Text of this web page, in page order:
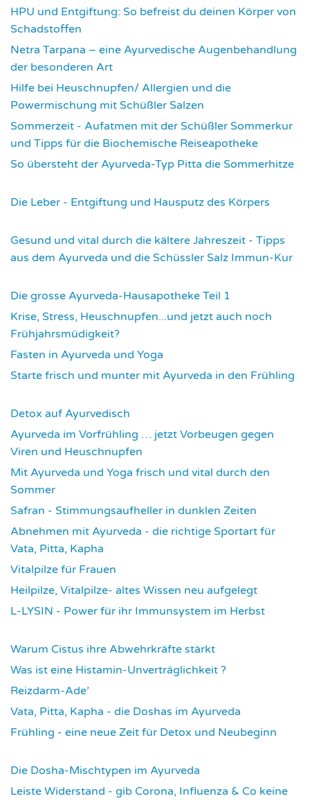
HPU und Entgiftung: So befreist du deinen Körper von
Schadstoffen
Netra Tarpana – eine Ayurvedische Augenbehandlung
der besonderen Art
Hilfe bei Heuschnupfen/ Allergien und die
Powermischung mit Schüßler Salzen
Sommerzeit - Aufatmen mit der Schüßler Sommerkur
und Tipps für die Biochemische Reiseapotheke
So übersteht der Ayurveda-Typ Pitta die Sommerhitze
Die Leber - Entgiftung und Hausputz des Körpers
Gesund und vital durch die kältere Jahreszeit - Tipps
aus dem Ayurveda und die Schüssler Salz Immun-Kur
Die grosse Ayurveda-Hausapotheke Teil 1
Krise, Stress, Heuschnupfen...und jetzt auch noch
Frühjahrsmüdigkeit?
Fasten in Ayurveda und Yoga
Starte frisch und munter mit Ayurveda in den Frühling
Detox auf Ayurvedisch
Ayurveda im Vorfrühling … jetzt Vorbeugen gegen
Viren und Heuschnupfen
Mit Ayurveda und Yoga frisch und vital durch den
Sommer
Safran - Stimmungsaufheller in dunklen Zeiten
Abnehmen mit Ayurveda - die richtige Sportart für
Vata, Pitta, Kapha
Vitalpilze für Frauen
Heilpilze, Vitalpilze- altes Wissen neu aufgelegt
L-LYSIN - Power für ihr Immunsystem im Herbst
Warum Cistus ihre Abwehrkräfte stärkt
Was ist eine Histamin-Unverträglichkeit ?
Reizdarm-Ade’
Vata, Pitta, Kapha - die Doshas im Ayurveda
Frühling - eine neue Zeit für Detox und Neubeginn
Die Dosha-Mischtypen im Ayurveda
Leiste Widerstand - gib Corona, Influenza & Co keine